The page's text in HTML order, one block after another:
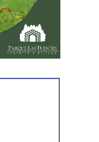
Menuco, Nuevo,
colchones, leña
realizaron la
Australia;